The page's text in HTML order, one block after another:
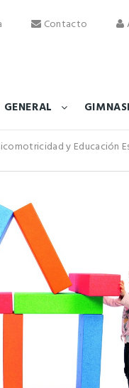
Contacto
y Educación